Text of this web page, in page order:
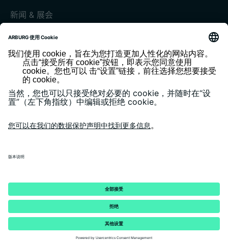
新闻 & 展会
展会和活动
媒体中心
客户杂志《today》
隐私政策
© 2026 - ARBURG GmbH + Co KG